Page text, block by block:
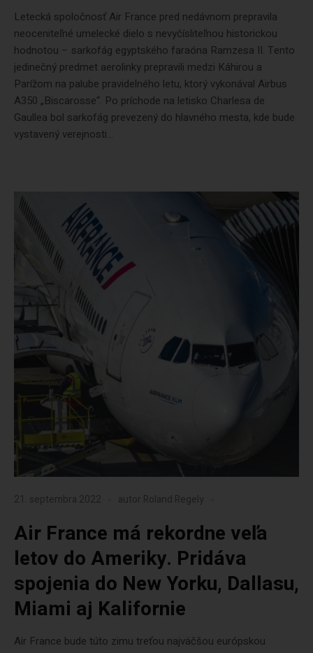
Letecká spoločnosť Air France pred nedávnom prepravila
neoceniteľné umelecké dielo s nevyčísliteľnou historickou
hodnotou – sarkofág egyptského faraóna Ramzesa II. Tento
jedinečný predmet aerolinky prepravili medzi Káhirou a
Parížom na palube pravidelného letu, ktorý vykonával Airbus
A350 „Biscarosse“. Po príchode na letisko Charlesa de
Gaullea bol sarkofág prevezený do hlavného mesta, kde bude
vystavený verejnosti...
21. septembra 2022 autor Roland Regely
Air France má rekordne veľa
letov do Ameriky. Pridáva
spojenia do New Yorku, Dallasu,
Miami aj Kalifornie
Air France bude túto zimu treťou najväčšou európskou